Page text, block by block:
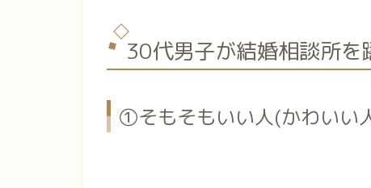
30代男子が結婚相談所を
①そもそもいい人(かわいい